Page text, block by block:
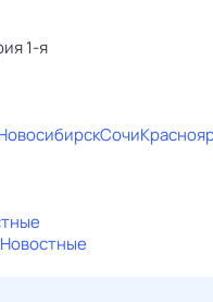
1-я
Сочи
Новостные